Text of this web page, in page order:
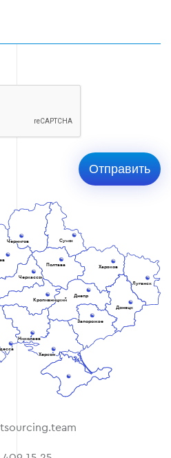
Чернигов Сумы
Полтава Харьков
Луганск
Донецк
Днепр
Черкассы
Кропивницкий
Запорожье
Херсон
Николаев